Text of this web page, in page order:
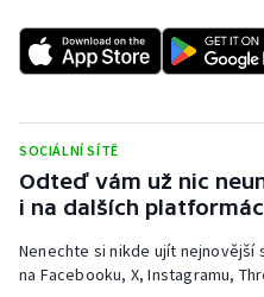
Plážový volejbal
Ragby
Rychlobruslení
Rychlostní kanoistika
Short track
SOCIÁLNÍ SÍTĚ
Odteď vám už nic
i na dalších
Nenechte si nikde ujít nejnovější
na Facebooku, X, Instagramu,